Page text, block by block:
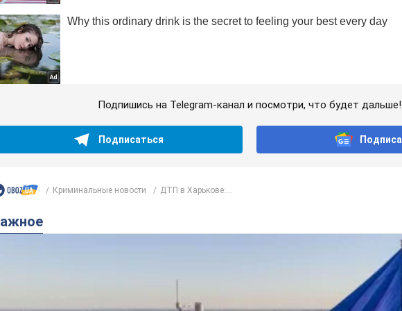
Подпишись на Telegram-канал и посмотри, что будет дальше!
Подписаться
Криминальные новости ДТП в Харькове:...
Важное